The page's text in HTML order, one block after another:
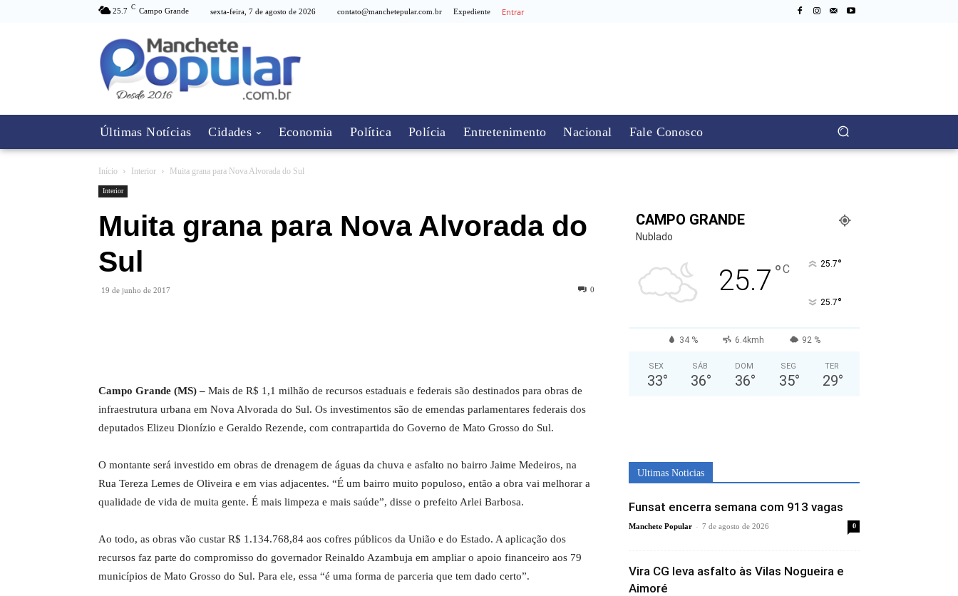
25.7 C Campo Grande sexta-feira, 7 de agosto de 2026 contato@manchetepular.com.br Expediente Entrar
Últimas Notícias Cidades Economia Política Polícia Entretenimento Nacional Fale Conosco
Início Interior Muita grana para Nova Alvorada do Sul
Interior
Muita grana para Nova Alvorada do
Sul
19 de junho de 2017 0
Campo Grande (MS) – Mais de R$ 1,1 milhão de recursos estaduais e federais são destinados para obras de
infraestrutura urbana em Nova Alvorada do Sul. Os investimentos são de emendas parlamentares federais dos
deputados Elizeu Dionízio e Geraldo Rezende, com contrapartida do Governo de Mato Grosso do Sul.
O montante será investido em obras de drenagem de águas da chuva e asfalto no bairro Jaime Medeiros, na
Rua Tereza Lemes de Oliveira e em vias adjacentes. “É um bairro muito populoso, então a obra vai melhorar a
qualidade de vida de muita gente. É mais limpeza e mais saúde”, disse o prefeito Arlei Barbosa.
Ao todo, as obras vão custar R$ 1.134.768,84 aos cofres públicos da União e do Estado. A aplicação dos
recursos faz parte do compromisso do governador Reinaldo Azambuja em ampliar o apoio financeiro aos 79
municípios de Mato Grosso do Sul. Para ele, essa “é uma forma de parceria que tem dado certo”.
CAMPO GRANDE
Nublado
25.7 °C 25.7°
25.7°
34 % 6.4kmh 92 %
SEX
33°
SÁB
36°
DOM
36°
SEG
35°
TER
29°
Ultimas Noticias
Funsat encerra semana com 913 vagas
Manchete Popular - 7 de agosto de 2026 0
Vira CG leva asfalto às Vilas Nogueira e
Aimoré